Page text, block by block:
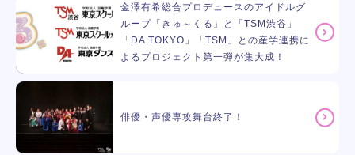
金澤有希総合プロデュースのアイドルグ
ループ「きゅ～くる」と「TSM渋谷」
「DA TOKYO」「TSM」との産学連携に
よるプロジェクト第一弾が集大成！
俳優・声優専攻舞台終了！